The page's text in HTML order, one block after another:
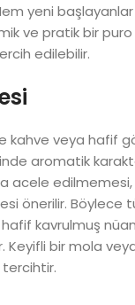
yeni
ve pratik bir
edilebilir.
kahve veya hafif
aromatik
acele
önerilir. Böylece
kavrulmuş
Keyifli bir mola
tercihtir.